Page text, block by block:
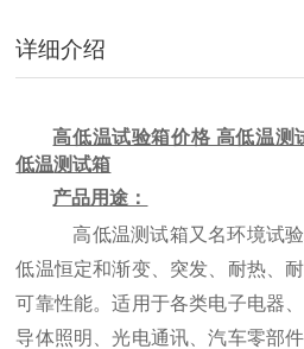
详细介绍
高低温试验箱价格 高低温测
低温测试箱
产品用途：
高低温测试箱又名环境试
低温恒定和渐变、突发、耐热、
可靠性能。适用于各类电子电器
导体照明、光电通讯、汽车零部